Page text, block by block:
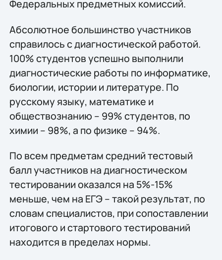
Федеральных предметных комиссий.
Абсолютное большинство участников
справилось с диагностической работой.
100% студентов успешно выполнили
диагностические работы по информатике,
биологии, истории и литературе. По
русскому языку, математике и
обществознанию – 99% студентов, по
химии – 98%, а по физике – 94%.
По всем предметам средний тестовый
балл участников на диагностическом
тестировании оказался на 5%-15%
меньше, чем на ЕГЭ – такой результат, по
словам специалистов, при сопоставлении
итогового и стартового тестирований
находится в пределах нормы.